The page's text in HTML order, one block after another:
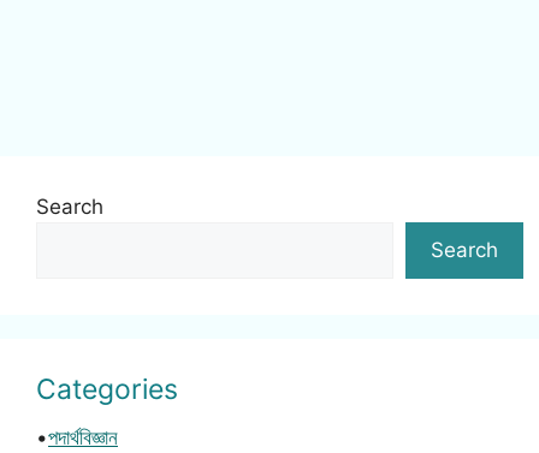
Search
Search
Categories
•পদার্থবিজ্ঞান